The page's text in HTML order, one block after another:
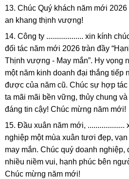
13. Chúc Quý khách năm mới
an khang thịnh vượng!
14. Công ty ................... xin kính
đối tác năm mới 2026 tràn đầy
Thịnh vượng - May mắn”. Hy vọng
một năm kinh doanh đại thắng tiếp
được của năm cũ. Chúc sự hợp
ta mãi mãi bền vững, thủy chung
đáng tin cậy! Chúc mừng năm mới!
15. Đầu xuân năm mới, ...................
nghiệp một mùa xuân tươi đẹp,
may mắn. Chúc quý doanh nghiệp,
nhiều niềm vui, hạnh phúc bên
Chúc mừng năm mới!